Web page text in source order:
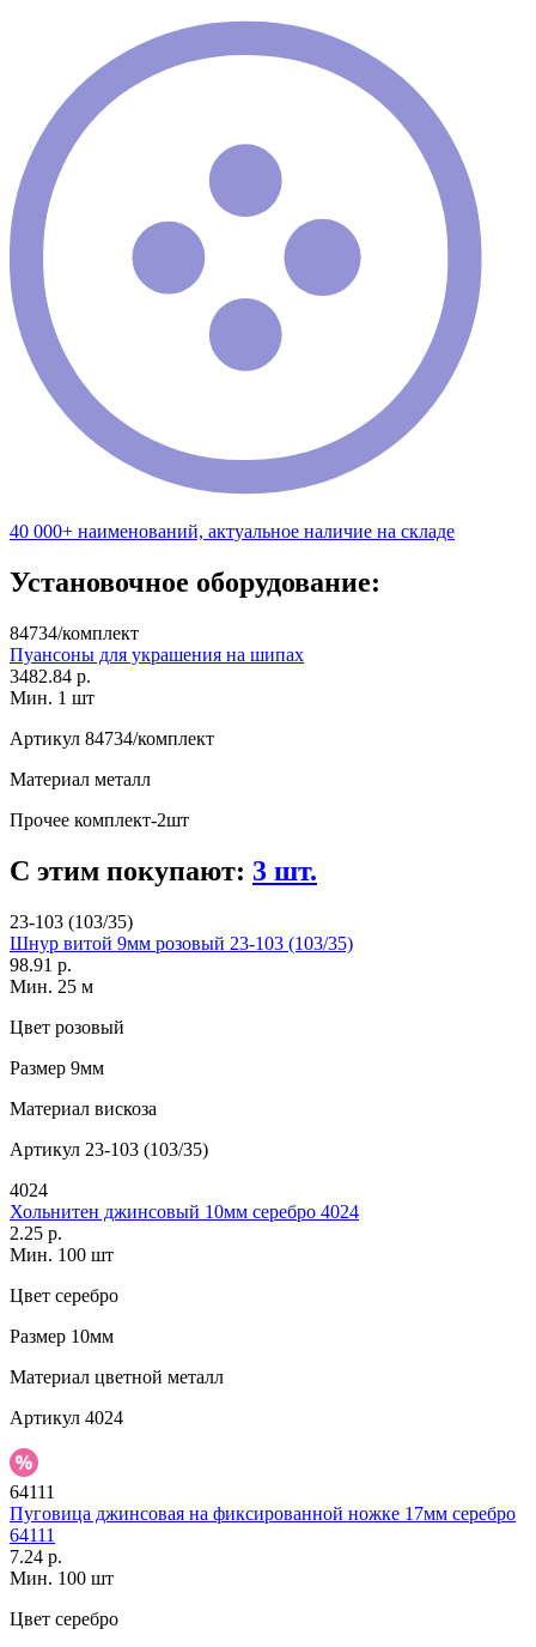
40 000+ наименований, актуальное наличие на складе
Установочное оборудование:
84734/комплект
Пуансоны для украшения на шипах
3482.84 р.
Мин. 1 шт
Артикул 84734/комплект
Материал металл
Прочее комплект-2шт
С этим покупают: 3 шт.
23-103 (103/35)
Шнур витой 9мм розовый 23-103 (103/35)
98.91 р.
Мин. 25 м
Цвет розовый
Размер 9мм
Материал вискоза
Артикул 23-103 (103/35)
4024
Хольнитен джинсовый 10мм серебро 4024
2.25 р.
Мин. 100 шт
Цвет серебро
Размер 10мм
Материал цветной металл
Артикул 4024
64111
Пуговица джинсовая на фиксированной ножке 17мм серебро
64111
7.24 р.
Мин. 100 шт
Цвет серебро